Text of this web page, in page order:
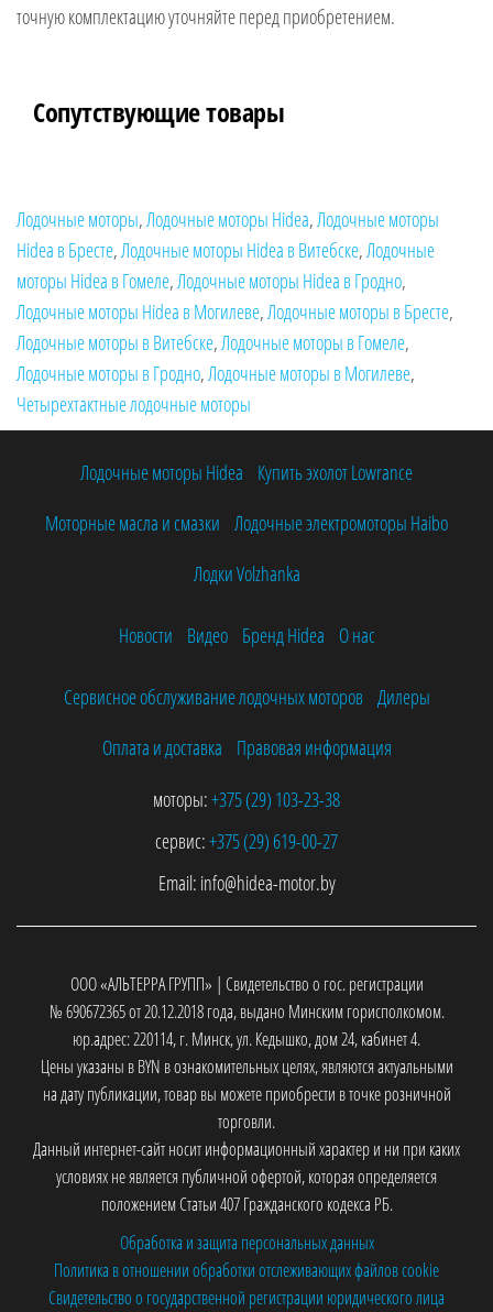
точную комплектацию уточняйте перед приобретением.
Сопутствующие товары
Лодочные моторы, Лодочные моторы Hidea, Лодочные моторы
Hidea в Бресте, Лодочные моторы Hidea в Витебске, Лодочные
моторы Hidea в Гомеле, Лодочные моторы Hidea в Гродно,
Лодочные моторы Hidea в Могилеве, Лодочные моторы в Бресте,
Лодочные моторы в Витебске, Лодочные моторы в Гомеле,
Лодочные моторы в Гродно, Лодочные моторы в Могилеве,
Четырехтактные лодочные моторы
Лодочные моторы Hidea
Купить эхолот Lowrance
Моторные масла и смазки
Лодочные электромоторы Haibo
Лодки Volzhanka
Новости Видео Бренд Hidea О нас
Сервисное обслуживание лодочных моторов
Дилеры
Оплата и доставка
Правовая информация
моторы:+375 (29) 103-23-38
сервис:+375 (29)619-00-27
Email: info@hidea-motor.by
ООО «АЛЬТЕРРА ГРУПП» | Свидетельство о гос. регистрации
№ 690672365 от 20.12.2018 года, выдано Минским горисполкомом.
юр.адрес: 220114, г. Минск, ул. Кедышко, дом 24, кабинет 4.
Цены указаны в BYN в ознакомительных целях, являются актуальными
на дату публикации, товар вы можете приобрести в точке розничной
торговли.
Данный интернет-сайт носит информационный характер и ни при каких
условиях не является публичной офертой, которая определяется
положением Статьи 407 Гражданского кодекса РБ.
Обработка и защита персональных данных
Политика в отношении обработки отслеживающих файлов cookie
Свидетельство о государственной регистрации юридического лица